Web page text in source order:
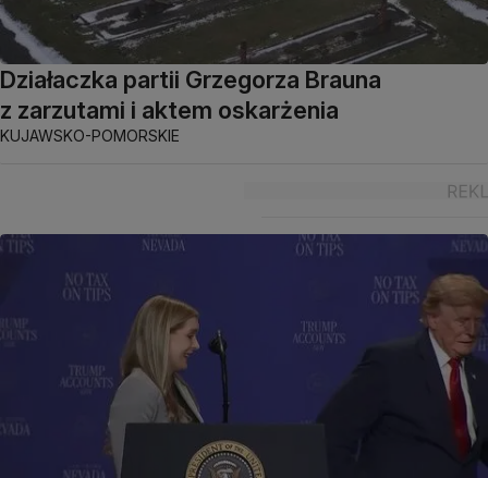
Działaczka partii Grzegorza Brauna
z zarzutami i aktem oskarżenia
KUJAWSKO-POMORSKIE